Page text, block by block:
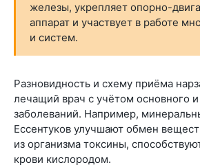
железы, укрепляет опорно-
аппарат и участвует в работе
и систем.
Разновидность и схему приёма
лечащий врач с учётом основного
заболеваний. Например,
Ессентуков улучшают обмен
из организма токсины,
крови кислородом.